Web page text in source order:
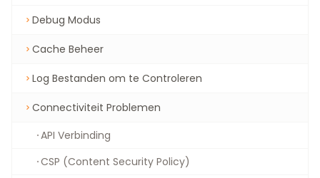
Debug Modus
Cache Beheer
Log Bestanden om te Controleren
Connectiviteit Problemen
API Verbinding
CSP (Content Security Policy)